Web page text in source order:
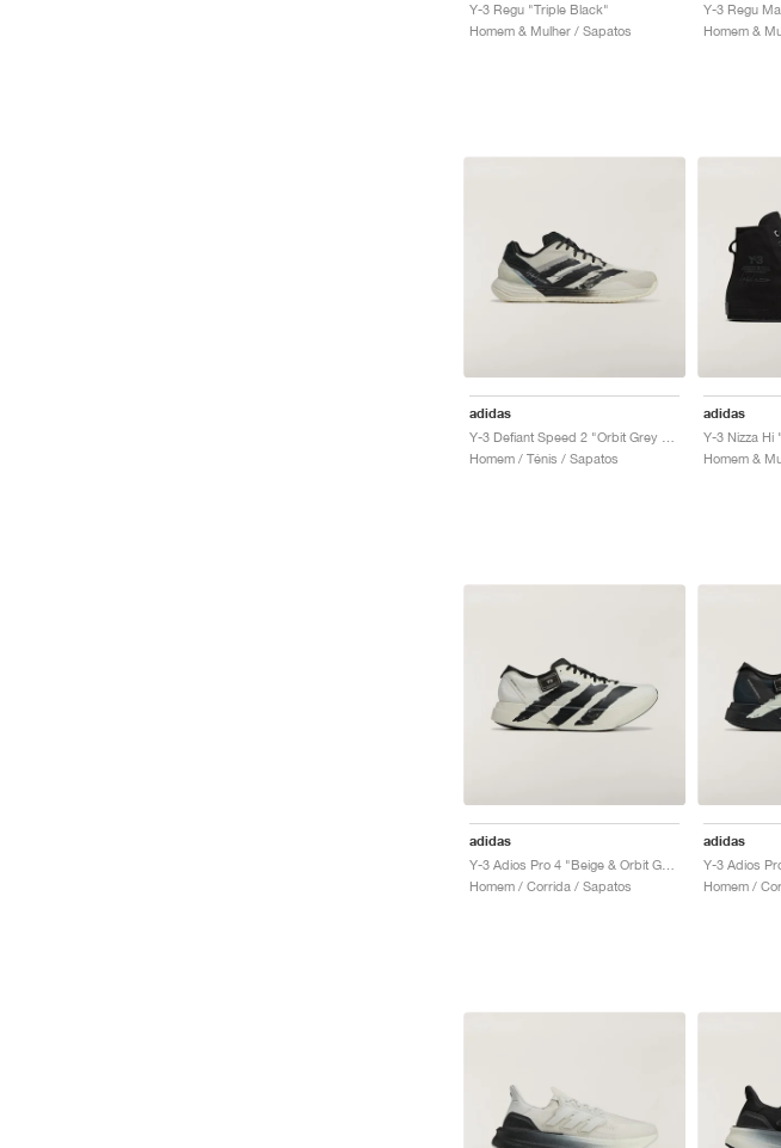
Y-3 Regu "Triple Black"
Homem & Mulher / Sapatos
Homem &
adidas
Homem / Ténis / Sapatos
adidas
Y-3 Nizza Hi
Homem &
adidas
Homem / Corrida / Sapatos
adidas
Y-3 Adios
Homem /